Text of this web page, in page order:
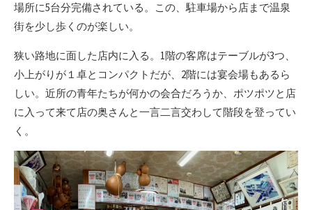
場所に5台分完備されている。この、駐車場から店まで温泉
街を少し歩くのが楽しい。
狭い路地に面した店内に入る。1階の客席はテーブルが3つ、
小上がりが１卓とコンパクトだが、2階には宴会場もあるら
しい。近所の青年たちが何かの会合だろうか、ポツポツと店
に入って来て店の奥さんと一言二言交わして階段を登ってい
く。